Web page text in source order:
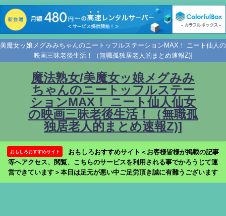
美魔女ッ娘メグみみちゃんのニートッフルステーションMAX！ ニート仙人の
映画三昧老後生活！（無職孤独居老人的まとめ速報Z)]
魔法熟女/美魔女ッ娘メグみみ
ちゃんのニートッフルステー
ションMAX！ ニート仙人仙女
の映画三昧老後生活！（無職孤
独居老人的まとめ速報Z)]
おもしろおすすめサイト
おもしろおすすめサイト＜お客様皆様が掲載の記事
等へアクセス、閲覧、こちらのサービスを利用される事でかろうじて運
営できています＞本日は足元が悪い中ご足労頂き誠に有難うございます